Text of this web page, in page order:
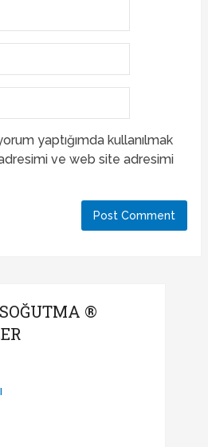
yaptığımda kullanılmak
ve web site adresimi
®